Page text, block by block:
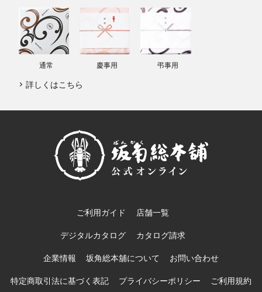
通常 慶事用 弔事用
詳しくはこちら
ご利用ガイド 店舗一覧
デジタルカタログ カタログ請求
企業情報 坂角総本舖について お問い合わせ
特定商取引法に基づく表記 プライバシーポリシー ご利用規約